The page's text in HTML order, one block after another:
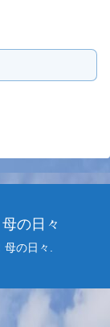
の日々
母の日々.